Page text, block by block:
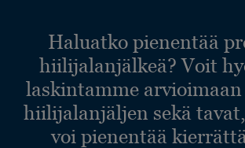
Haluatko pienentää
hiilijalanjälkeä? Voit
laskintamme
hiilijalanjäljen sekä
voi pienentää